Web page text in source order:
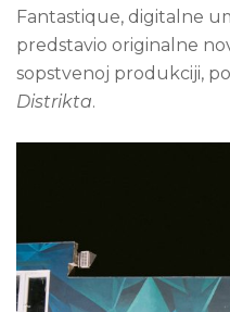
Fantastique, digitalne
predstavio originalne
sopstvenoj produkciji,
Distrikta.